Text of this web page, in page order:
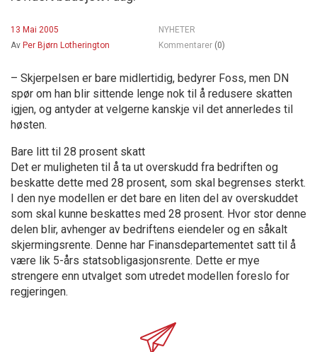
13 Mai 2005
NYHETER
Av Per Bjørn Lotherington Kommentarer (0)
– Skjerpelsen er bare midlertidig, bedyrer Foss, men DN
spør om han blir sittende lenge nok til å redusere skatten
igjen, og antyder at velgerne kanskje vil det annerledes til
høsten.
Bare litt til 28 prosent skatt
Det er muligheten til å ta ut overskudd fra bedriften og
beskatte dette med 28 prosent, som skal begrenses sterkt.
I den nye modellen er det bare en liten del av overskuddet
som skal kunne beskattes med 28 prosent. Hvor stor denne
delen blir, avhenger av bedriftens eiendeler og en såkalt
skjermingsrente. Denne har Finansdepartementet satt til å
være lik 5-års statsobligasjonsrente. Dette er mye
strengere enn utvalget som utredet modellen foreslo for
regjeringen.